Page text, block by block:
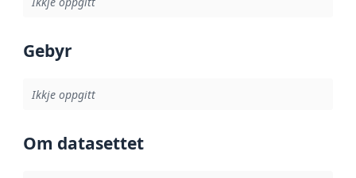
Gebyr
Ikkje oppgitt
Om datasettet